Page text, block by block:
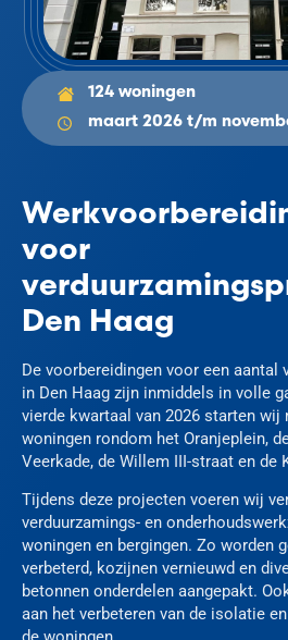
124 woningen
maart 2026 t/m
voor
Den Haag
De voorbereidingen voor een aantal
in Den Haag zijn inmiddels in volle
vierde kwartaal van 2026 starten wij
woningen rondom het Oranjeplein,
Veerkade, de Willem III-straat en de
Tijdens deze projecten voeren wij
verduurzamings- en
woningen en bergingen. Zo worden
verbeterd, kozijnen vernieuwd en
betonnen onderdelen aangepakt.
aan het verbeteren van de isolatie